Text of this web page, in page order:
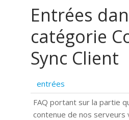
Entrées
catégorie
Sync Client
entrées
FAQ portant sur la partie
contenue de nos serveurs